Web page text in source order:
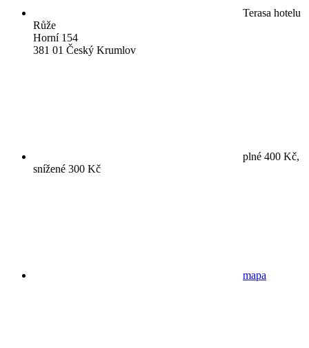
Terasa hotelu
Růže
Horní 154
381 01 Český Krumlov
plné 400 Kč,
snížené 300 Kč
mapa